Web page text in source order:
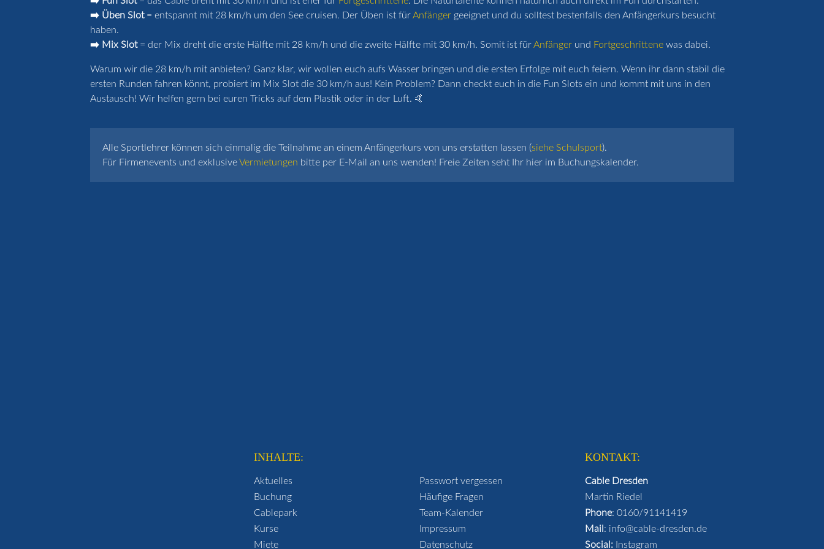
➡️ Üben Slot= entspannt mit 28 km/h um den See cruisen. Der Üben ist fürAnfänger geeignet und du solltest bestenfalls den Anfängerkurs besucht
haben.
➡️ Mix Slot= der Mix dreht die erste Hälfte mit 28 km/h und die zweite Hälfte mit 30 km/h. Somit ist fürAnfänger und Fortgeschrittene was dabei.
Warum wir die 28 km/h mit anbieten? Ganz klar, wir wollen euch aufs Wasser bringen und die ersten Erfolge mit euch feiern. Wenn ihr dann stabil die
ersten Runden fahren könnt, probiert im Mix Slot die 30 km/h aus! Kein Problem? Dann checkt euch in die Fun Slots ein und kommt mit uns in den
Austausch! Wir helfen gern bei euren Tricks auf dem Plastik oder in der Luft. 🤙
Alle Sportlehrer können sich einmalig die Teilnahme an einem Anfängerkurs von uns erstatten lassen (siehe Schulsport).
Für Firmenevents und exklusiveVermietungen bitte per E-Mail an uns wenden! Freie Zeiten seht Ihr hier im Buchungskalender.
INHALTE:
Aktuelles
Buchung
Cablepark
Kurse
Miete
Passwort vergessen
Häufige Fragen
Team-Kalender
Impressum
Datenschutz
KONTAKT:
Cable Dresden
Martin Riedel
Phone: 0160/91141419
Mail : info@cable-dresden.de
Social: Instagram